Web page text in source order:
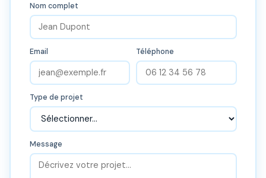
Nom complet
Email Téléphone
Type de projet
Message